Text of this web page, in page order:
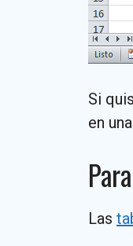
Si
en
Las